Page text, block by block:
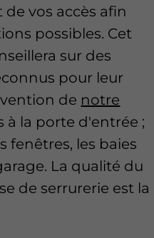
vos accès afin
possibles. Cet
sur des
pour leur
de notre
à la porte d'entrée ;
fenêtres, les baies
La qualité du
de serrurerie est la